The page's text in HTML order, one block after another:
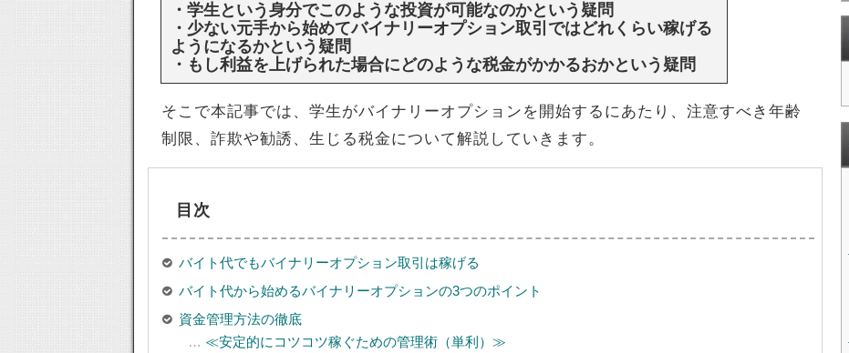
・学生という身分でこのような投資が可能なのかという疑問
・少ない元手から始めてバイナリーオプション取引ではどれくらい稼げる
ようになるかという疑問
・もし利益を上げられた場合にどのような税金がかかるおかという疑問
そこで本記事では、学生がバイナリーオプションを開始するにあたり、注意すべき年齢
制限、詐欺や勧誘、生じる税金について解説していきます。
目次
バイト代でもバイナリーオプション取引は稼げる
バイト代から始めるバイナリーオプションの3つのポイント
資金管理方法の徹底
≪安定的にコツコツ稼ぐための管理術（単利）≫